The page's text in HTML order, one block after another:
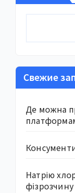
Свежие
Де можна
Натрію